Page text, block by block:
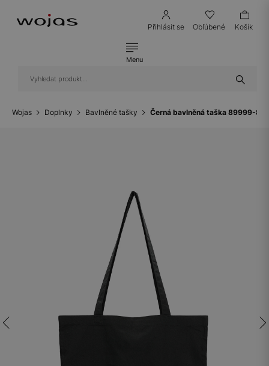
Přihlásit se Obľúbené Košík
Menu
Wojas Doplnky Bavlněné tašky Černá bavlněná taška 89999-81